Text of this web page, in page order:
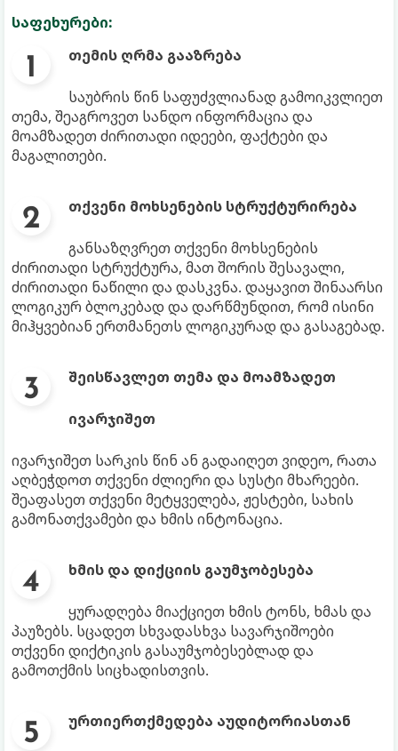
საფეხურები:
თემის ღრმა გააზრება
საუბრის წინ საფუძვლიანად გამოიკვლიეთ
თემა, შეაგროვეთ სანდო ინფორმაცია და
მოამზადეთ ძირითადი იდეები, ფაქტები და
მაგალითები.
თქვენი მოხსენების სტრუქტურირება
განსაზღვრეთ თქვენი მოხსენების
ძირითადი სტრუქტურა, მათ შორის შესავალი,
ძირითადი ნაწილი და დასკვნა. დაყავით შინაარსი
ლოგიკურ ბლოკებად და დარწმუნდით, რომ ისინი
მიჰყვებიან ერთმანეთს ლოგიკურად და გასაგებად.
შეისწავლეთ თემა და მოამზადეთ
ივარჯიშეთ
ივარჯიშეთ სარკის წინ ან გადაიღეთ ვიდეო, რათა
აღბეჭდოთ თქვენი ძლიერი და სუსტი მხარეები.
შეაფასეთ თქვენი მეტყველება, ჟესტები, სახის
გამონათქვამები და ხმის ინტონაცია.
ხმის და დიქციის გაუმჯობესება
ყურადღება მიაქციეთ ხმის ტონს, ხმას და
პაუზებს. სცადეთ სხვადასხვა სავარჯიშოები
თქვენი დიქტიკის გასაუმჯობესებლად და
გამოთქმის სიცხადისთვის.
ურთიერთქმედება აუდიტორიასთან